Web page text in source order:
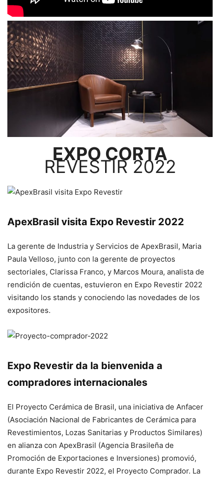
EXPO CORTA
REVESTIR 2022
ApexBrasil visita Expo Revestir 2022
La gerente de Industria y Servicios de ApexBrasil, Maria
Paula Velloso, junto con la gerente de proyectos
sectoriales, Clarissa Franco, y Marcos Moura, analista de
rendición de cuentas, estuvieron en Expo Revestir 2022
visitando los stands y conociendo las novedades de los
expositores.
Expo Revestir da la bienvenida a
compradores internacionales
El Proyecto Cerámica de Brasil, una iniciativa de Anfacer
(Asociación Nacional de Fabricantes de Cerámica para
Revestimientos, Lozas Sanitarias y Productos Similares)
en alianza con ApexBrasil (Agencia Brasileña de
Promoción de Exportaciones e Inversiones) promovió,
durante Expo Revestir 2022, el Proyecto Comprador. La